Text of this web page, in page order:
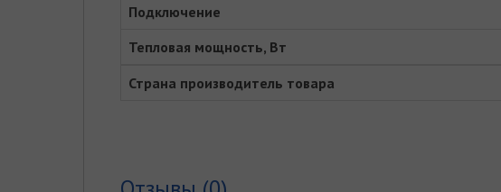
Подключение
Тепловая мощность, Вт
Страна производитель товара